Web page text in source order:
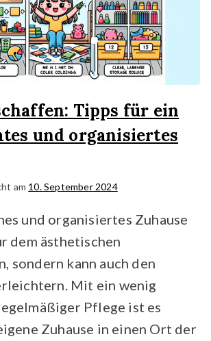
Tipps für ein
und organisiertes
am 10. September 2024
und organisiertes Zuhause
dem ästhetischen
sondern kann auch den
Mit ein wenig
Pflege ist es
Zuhause in einen Ort der